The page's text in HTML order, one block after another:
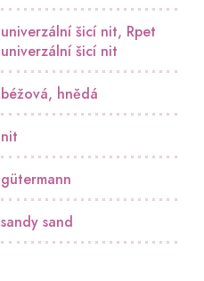
univerzální šicí nit, Rpet
univerzální šicí nit
béžová, hnědá
nit
gütermann
sandy sand